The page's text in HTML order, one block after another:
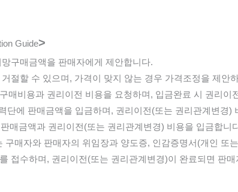
Guide>
구매금액을 판매자에게 제안합니다.
절할 수 있으며, 가격이 맞지 않는 경우 가격조정을 제안
매비용과 권리이전 비용을 요청하며, 입금완료 시 권리이
단에 판매금액을 입금하며, 권리이전(또는 권리관계변경)
매금액과 권리이전(또는 권리관계변경) 비용을 입금합니
매자와 판매자의 위임장과 양도증, 인감증명서(개인 또
접수하며, 권리이전(또는 권리관계변경)이 완료되면 판